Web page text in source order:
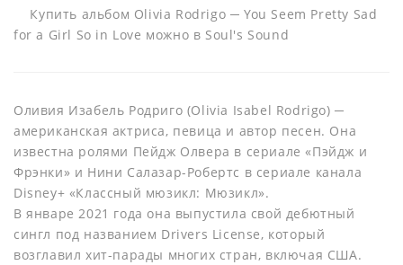
Купить альбом Olivia Rodrigo ─ You Seem Pretty Sad
for a Girl So in Love можно в Soul's Sound
Оливия Изабель Родриго (Olivia Isabel Rodrigo) ─
американская актриса, певица и автор песен. Она
известна ролями Пейдж Олвера в сериале «Пэйдж и
Фрэнки» и Нини Салазар-Робертс в сериале канала
Disney+ «Классный мюзикл: Мюзикл».
В январе 2021 года она выпустила свой дебютный
сингл под названием Drivers License, который
возглавил хит-парады многих стран, включая США.